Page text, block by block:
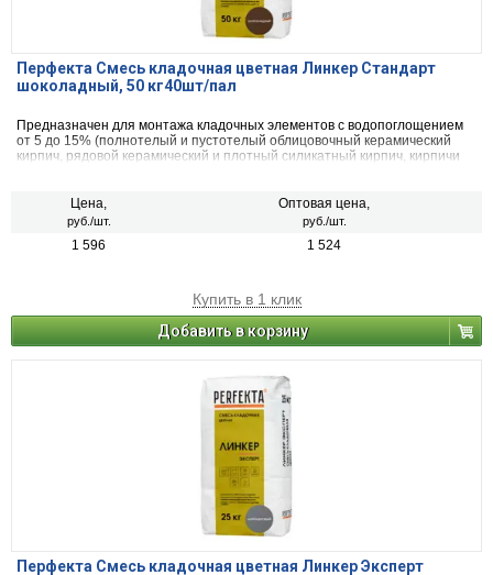
Перфекта Смесь кладочная цветная Линкер Стандарт
шоколадный, 50 кг40шт/пал
Предназначен для монтажа кладочных элементов с водопоглощением
от 5 до 15% (полнотелый и пустотелый облицовочный керамический
кирпич, рядовой керамический и плотный силикатный кирпич, кирпичи
Цена,
руб./шт.
Оптовая цена,
руб./шт.
1 596 1 524
Купить в 1 клик
Добавить в корзину
Перфекта Смесь кладочная цветная Линкер Эксперт